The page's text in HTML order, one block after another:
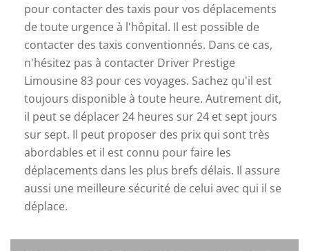
pour contacter des taxis pour vos déplacements
de toute urgence à l'hôpital. Il est possible de
contacter des taxis conventionnés. Dans ce cas,
n'hésitez pas à contacter Driver Prestige
Limousine 83 pour ces voyages. Sachez qu'il est
toujours disponible à toute heure. Autrement dit,
il peut se déplacer 24 heures sur 24 et sept jours
sur sept. Il peut proposer des prix qui sont très
abordables et il est connu pour faire les
déplacements dans les plus brefs délais. Il assure
aussi une meilleure sécurité de celui avec qui il se
déplace.